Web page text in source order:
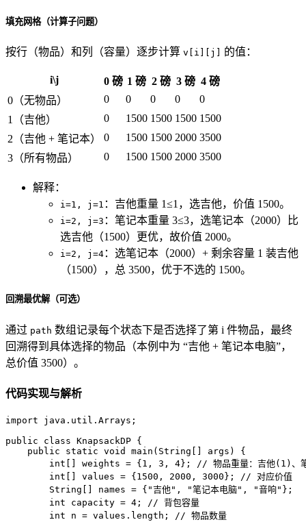
填充网格（计算子问题）
按行（物品）和列（容量）逐步计算 v[i][j] 的值：
i\j 0 磅 1 磅 2 磅 3 磅 4 磅
0（无物品）
0 0 0 0
0
1（吉他）
0 1500 1500 1500 1500
2（吉他 + 笔记本）
0 1500 1500 2000 3500
3（所有物品）
0 1500 1500 2000 3500
解释：
i=1, j=1 ：吉他重量 1≤1，选吉他，价值 1500。
i=2, j=3 ：笔记本重量 3≤3，选笔记本（2000）比
选吉他（1500）更优，故价值 2000。
i=2, j=4 ：选笔记本（2000）+ 剩余容量 1 装吉他
（1500），总 3500，优于不选的 1500。
回溯最优解（可选）
通过 path 数组记录每个状态下是否选择了第 i 件物品，最终
回溯得到具体选择的物品（本例中为 “吉他 + 笔记本电脑”，
总价值 3500）。
代码实现与解析
import java.util.Arrays;
public
class KnapsackDP {
public
static void main (String[] args)
{
int [] weights = { 1 , 3 , 4}; // 物品重量：吉他(1)、
int [] values = { 1500 , 2000 , 3000 }; // 对应价值
        String[] names = {
"吉他" , "笔记本电脑" , "音响" };
int
capacity = 4 ; // 背包容量
int
n = values.length; // 物品数量